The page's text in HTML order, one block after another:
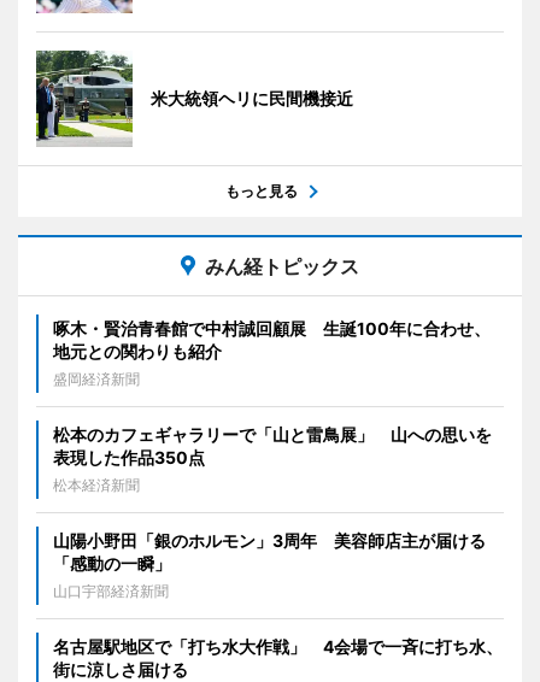
米大統領ヘリに民間機接近
もっと見る
みん経トピックス
啄木・賢治青春館で中村誠回顧展 生誕100年に合わせ、
地元との関わりも紹介
盛岡経済新聞
松本のカフェギャラリーで「山と雷鳥展」 山への思いを
表現した作品350点
松本経済新聞
山陽小野田「銀のホルモン」3周年 美容師店主が届ける
「感動の一瞬」
山口宇部経済新聞
名古屋駅地区で「打ち水大作戦」 4会場で一斉に打ち水、
街に涼しさ届ける